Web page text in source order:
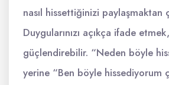
nasıl hissettiğinizi paylaşmaktan
Duygularınızı açıkça ifade
güçlendirebilir. “Neden böyle
yerine “Ben böyle hissediyorum